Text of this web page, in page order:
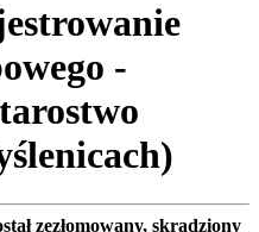
-
zezłomowany, skradziony